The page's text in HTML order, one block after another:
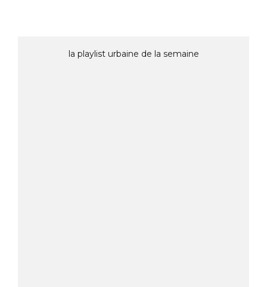
la playlist urbaine de la semaine